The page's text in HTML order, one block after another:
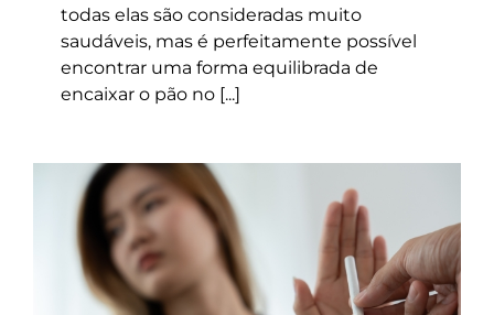
todas elas são consideradas muito
saudáveis, mas é perfeitamente possível
encontrar uma forma equilibrada de
encaixar o pão no [...]